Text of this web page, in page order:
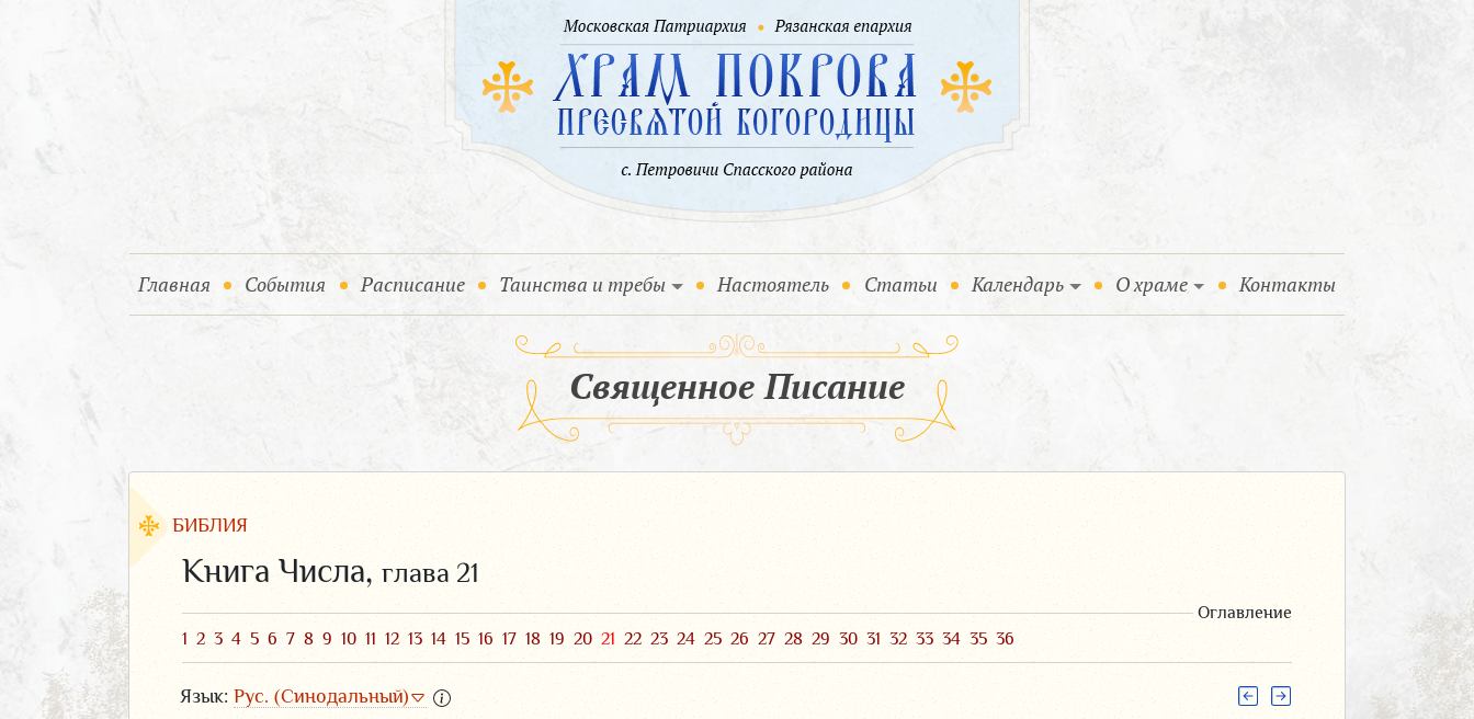
Главная (current)
События (current)
Расписание Таинства и требы Настоятель Статьи Календарь О храме Контакты
Священное Писание
БИБЛИЯ
Книга Числа, глава 21
Оглавление
1 2 3 4 5 6 7 8 9 10 11 12 13 14 15 16 17 18 19 20 21 22 23 24 25 26 27 28 29 30 31 32 33 34 35 36
Язык: Рус. (Синодальный)